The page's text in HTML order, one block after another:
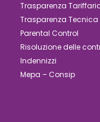
Trasparenza
Trasparenza Tecnica
Parental Control
Risoluzione delle
Indennizzi
Mepa – Consip